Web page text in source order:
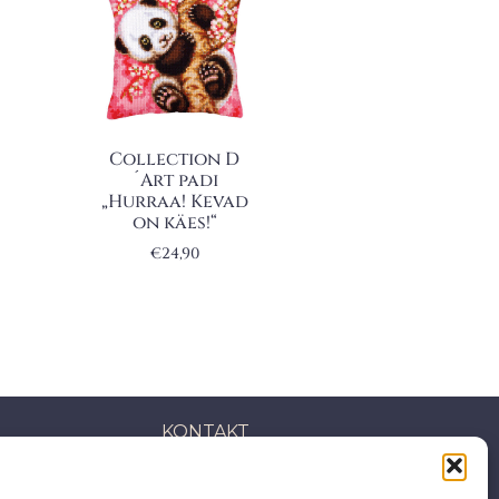
Collection D
´Art padi
„Hurraa! Kevad
on käes!“
€24,90
KONTAKT